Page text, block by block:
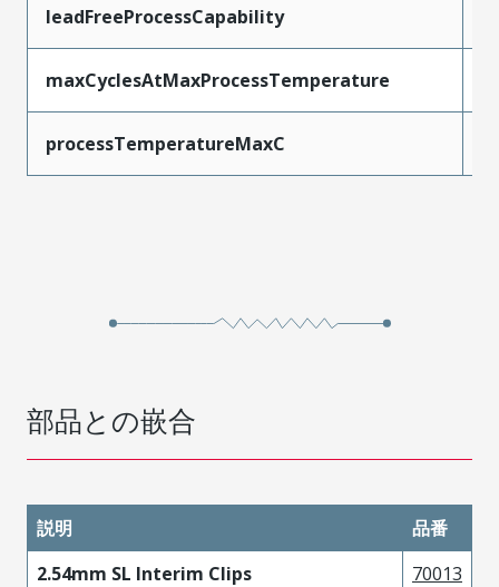
leadFreeProcessCapability
maxCyclesAtMaxProcessTemperature
processTemperatureMaxC
部品との嵌合
説明
品番
2.54mm SL Interim Clips
70013